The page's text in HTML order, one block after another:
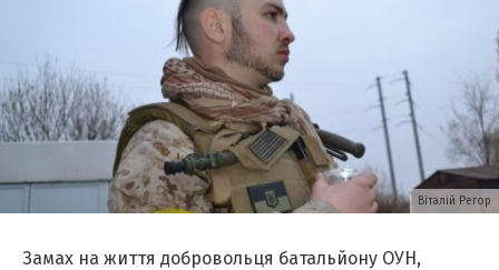
Віталій Регор
Замах на життя добровольця батальйону ОУН,